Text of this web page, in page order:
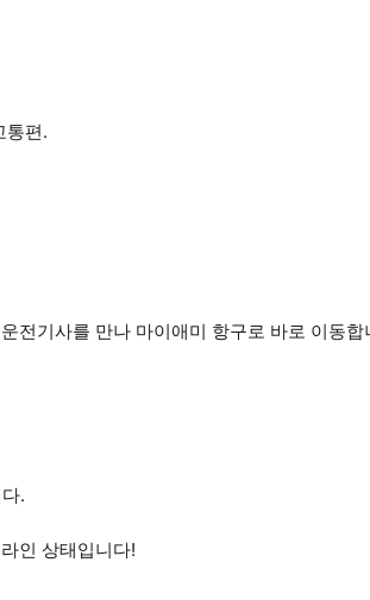
통편.
전기사를 만나 마이애미 항구로 바로 이동합
.
인 상태입니다!